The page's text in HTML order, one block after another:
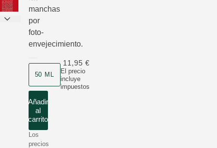
manchas
por
foto-
envejecimiento.
50 ML
El precio
incluye
impuestos
11,95 €
Añadir
al
carrito
Los
precios